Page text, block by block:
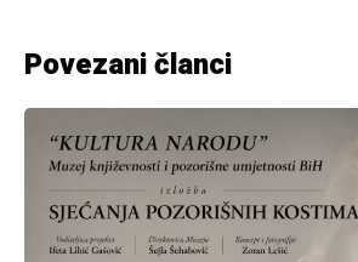
Povezani članci